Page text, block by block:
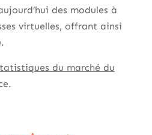
des modules à
virtuelles, offrant ainsi
du marché du